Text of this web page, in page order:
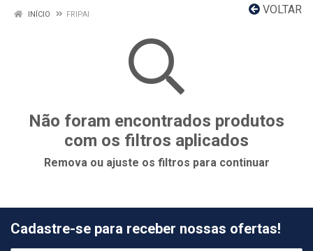
VOLTAR
INÍCIO FRIPAI
Não foram encontrados produtos
com os filtros aplicados
Remova ou ajuste os filtros para continuar
Cadastre-se para receber nossas ofertas!